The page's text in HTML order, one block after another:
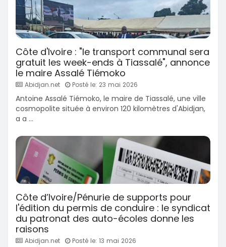
Côte d'Ivoire : "le transport communal sera
gratuit les week-ends à Tiassalé", annonce
le maire Assalé Tiémoko
Abidjan.net Posté le: 23 mai 2026
Antoine Assalé Tiémoko, le maire de Tiassalé, une ville
cosmopolite située à environ 120 kilomètres d'Abidjan,
a a ...
Côte d’Ivoire/Pénurie de supports pour
l'édition du permis de conduire : le syndicat
du patronat des auto-écoles donne les
raisons
Abidjan.net Posté le: 13 mai 2026